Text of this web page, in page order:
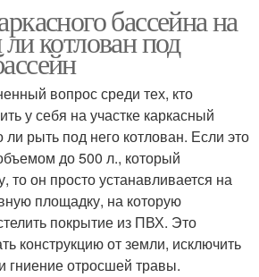
бассейна на
котлован под
вопрос среди тех, кто
у себя на участке каркасный
ли рыть под него котлован. Если это
до 500 л., который
то он просто устанавливается на
площадку, на которую
покрытие из ПВХ. Это
конструкцию от земли, исключить
гниение отросшей травы.